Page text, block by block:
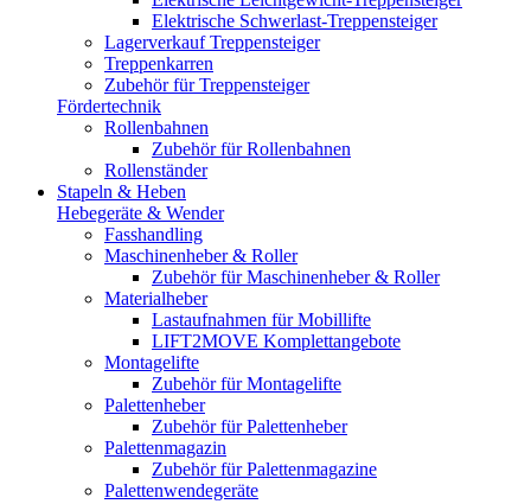
Elektrische Schwerlast-Treppensteiger
Lagerverkauf Treppensteiger
Treppenkarren
Zubehör für Treppensteiger
Fördertechnik
Rollenbahnen
Zubehör für Rollenbahnen
Rollenständer
Stapeln & Heben
Hebegeräte & Wender
Fasshandling
Maschinenheber & Roller
Zubehör für Maschinenheber & Roller
Materialheber
Lastaufnahmen für Mobillifte
LIFT2MOVE Komplettangebote
Montagelifte
Zubehör für Montagelifte
Palettenheber
Zubehör für Palettenheber
Palettenmagazin
Zubehör für Palettenmagazine
Palettenwendegeräte